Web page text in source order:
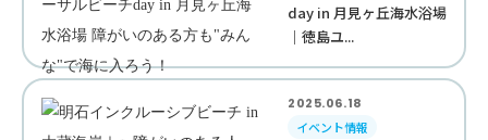
day in 月見ヶ丘海水浴場
｜徳島ユ...
2025.06.18
イベント情報